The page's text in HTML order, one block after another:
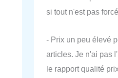
si tout n'est pas
- Prix un peu élevé
articles. Je n'ai pas
le rapport qualité